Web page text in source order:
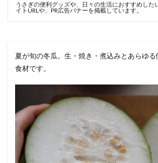
うさぎの便利グッズや、日々の生活におすすめした
イトURLや、PR広告バナーを掲載しています。
夏が旬の冬瓜。生・焼き・煮込みとあらゆ
食材です。